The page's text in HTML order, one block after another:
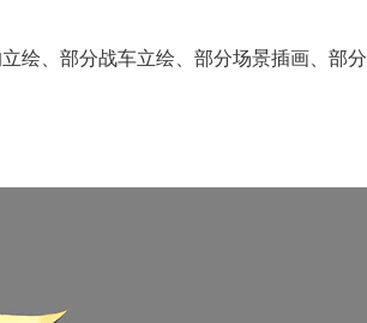
绘、部分战车立绘、部分场景插画、部分